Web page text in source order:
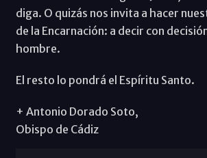
diga. O quizás nos invita a hacer
de la Encarnación: a decir con
hombre.
El resto lo pondrá el Espíritu Santo.
+ Antonio Dorado Soto,
Obispo de Cádiz